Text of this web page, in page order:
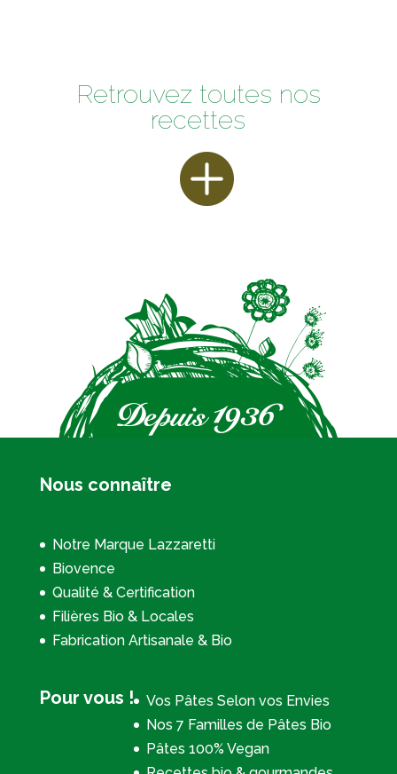
Retrouvez toutes nos
recettes
Nous connaître
Notre Marque Lazzaretti
Biovence
Qualité & Certification
Filières Bio & Locales
Fabrication Artisanale & Bio
Pour vous !
Vos Pâtes Selon vos Envies
Nos 7 Familles de Pâtes Bio
Pâtes 100% Vegan